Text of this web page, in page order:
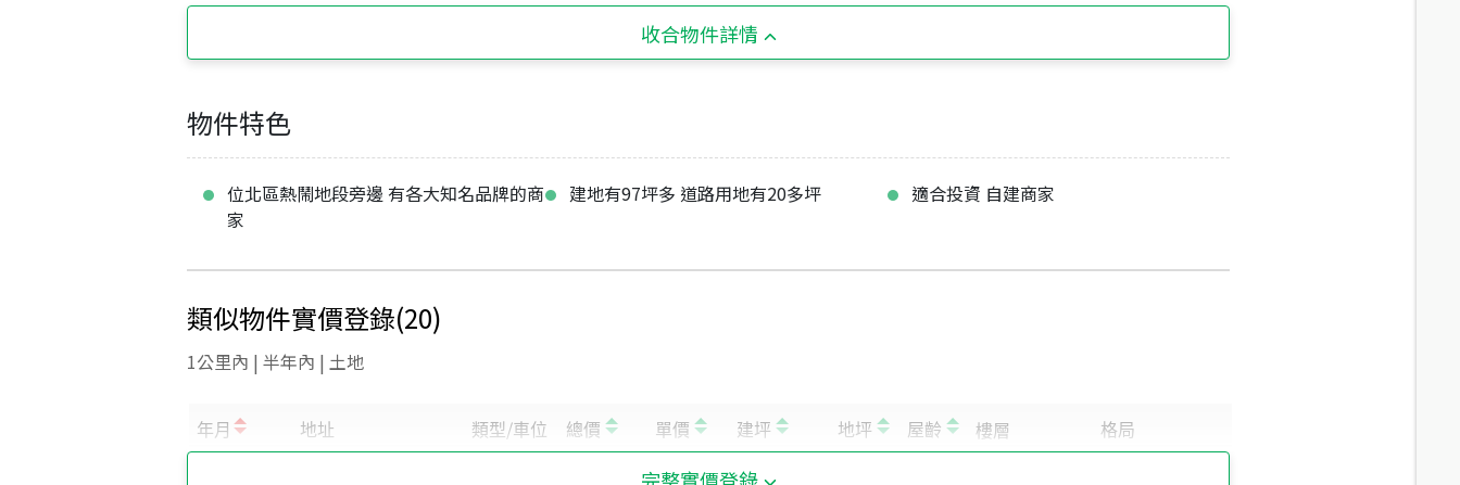
收合物件詳情
物件特色
位北區熱鬧地段旁邊 有各大知名品牌的商
家
建地有97坪多 道路用地有20多坪 適合投資 自建商家
類似物件實價登錄(20)
1公里內 | 半年內 | 土地